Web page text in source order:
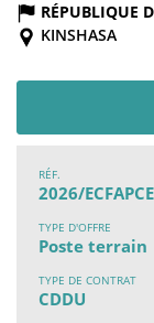
RÉPUBLIQUE
KINSHASA
RÉF.
2026/
TYPE D'OFFRE
Poste terrain
TYPE DE CONTRAT
CDDU